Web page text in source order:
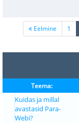
Eelmine 1
Teema:
Kuidas ja millal
avastasid Para-
Webi?